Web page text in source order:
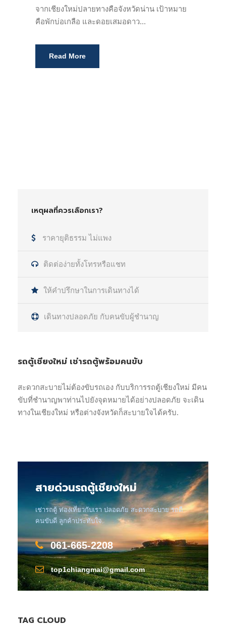
จากเชียงใหม่ปลายทางคือจังหวัดน่าน เป้าหมาย
คือพักบ่อเกลือ และดอยเสมอดาว...
Read More
เหตุผลที่ควรเลือกเรา?
ราคายุติธรรม ไม่แพง
ติดต่อง่ายทั้งโทรหรือแชท
ให้คำปรึกษาในการเดินทางได้
เดินทางปลอดภัย กับคนขับผู้ชำนาญ
รถตู้เชียงใหม่ เช่ารถตู้พร้อมคนขับ
สะดวกสะบายไม่ต้องขับรถเอง กับบริการรถตู้เชียงใหม่ มีคน
ขับที่ชำนาญพาท่านไปยังจุดหมายได้อย่างปลอดภัย จะเดิน
ทางในเชียงใหม่ หรือต่างจังหวัดก็สะบายใจได้ครับ.
สายด่วนรถตู้เชียงใหม่
เช่ารถตู้ ท่องเที่ยวกับเรา ปลอดภัย สะดวกสะบาย รถดี
คนขับดี ลูกค้าประทับใจ.
061-665-2208
top1chiangmai@gmail.com
TAG CLOUD